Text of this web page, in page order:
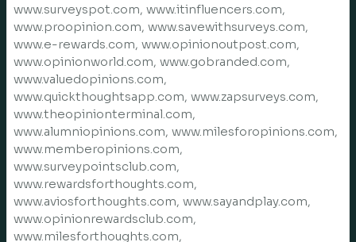
www.surveyspot.com, www.itinfluencers.com,
www.proopinion.com, www.savewithsurveys.com,
www.e-rewards.com, www.opinionoutpost.com,
www.opinionworld.com, www.gobranded.com,
www.valuedopinions.com,
www.quickthoughtsapp.com, www.zapsurveys.com,
www.theopinionterminal.com,
www.alumniopinions.com, www.milesforopinions.com,
www.memberopinions.com,
www.surveypointsclub.com,
www.rewardsforthoughts.com,
www.aviosforthoughts.com, www.sayandplay.com,
www.opinionrewardsclub.com,
www.milesforthoughts.com,